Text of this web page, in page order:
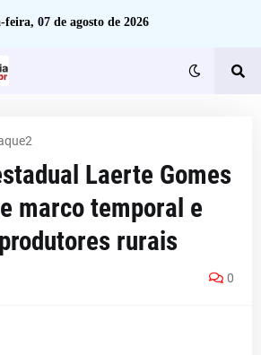
feira, 07 de agosto de 2026
Laerte Gomes
marco temporal e
rurais
0